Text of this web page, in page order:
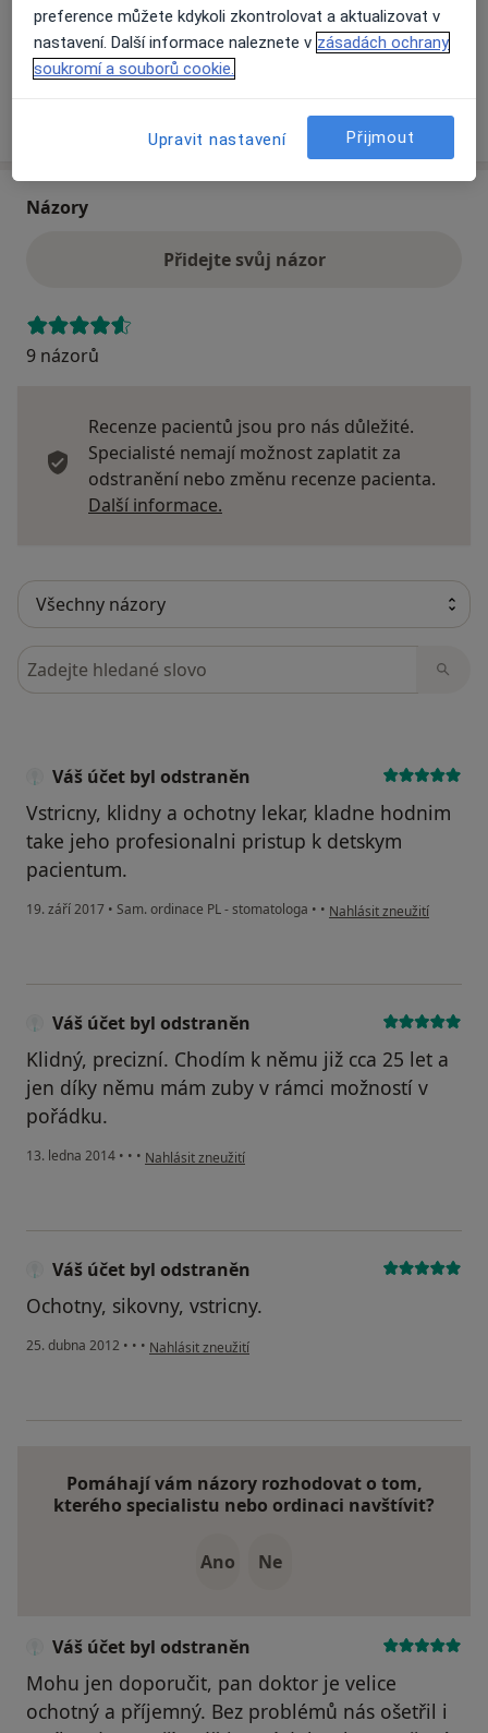
Na teto adrese lékař přijímá pacienty na pojišťovnu
Detaily
o adrese
Názory
Přidejte svůj názor
9 názorů
Recenze pacientů jsou pro nás důležité.
Specialisté nemají možnost zaplatit za
odstranění nebo změnu recenze pacienta.
Další informace.
Hledejte v názorech
Váš účet byl odstraněn
Vstricny, klidny a ochotny lekar, kladne hodnim
take jeho profesionalni pristup k detskym
pacientum.
19. září 2017 • Sam. ordinace PL - stomatologa • • podle názoru uživatele
Nahlásit zneužití
Váš účet byl odstraněn
Klidný, precizní. Chodím k němu již cca 25 let a
jen díky němu mám zuby v rámci možností v
pořádku.
13. ledna 2014 • • • podle názoru uživatele Váš účet byl odstraněn
Nahlásit zneužití
Váš účet byl odstraněn
Ochotny, sikovny, vstricny.
25. dubna 2012 • • • podle názoru uživatele Váš účet byl odstraněn
Nahlásit zneužití
Pomáhají vám názory rozhodovat o tom,
kterého specialistu nebo ordinaci navštívit?
Ano Ne
Váš účet byl odstraněn
Mohu jen doporučit, pan doktor je velice
ochotný a příjemný. Bez problémů nás ošetřil i
preference můžete kdykoli zkontrolovat a aktualizovat v
nastavení. Další informace naleznete v zásadách ochrany
soukromí a souborů cookie.
Upravit nastavení Přijmout